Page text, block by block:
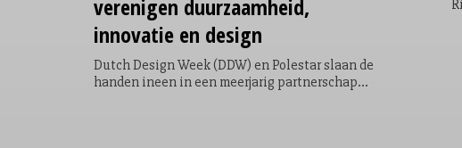
verenigen duurzaamheid,
innovatie en design
Dutch Design Week (DDW) en Polestar slaan de
handen ineen in een meerjarig partnerschap